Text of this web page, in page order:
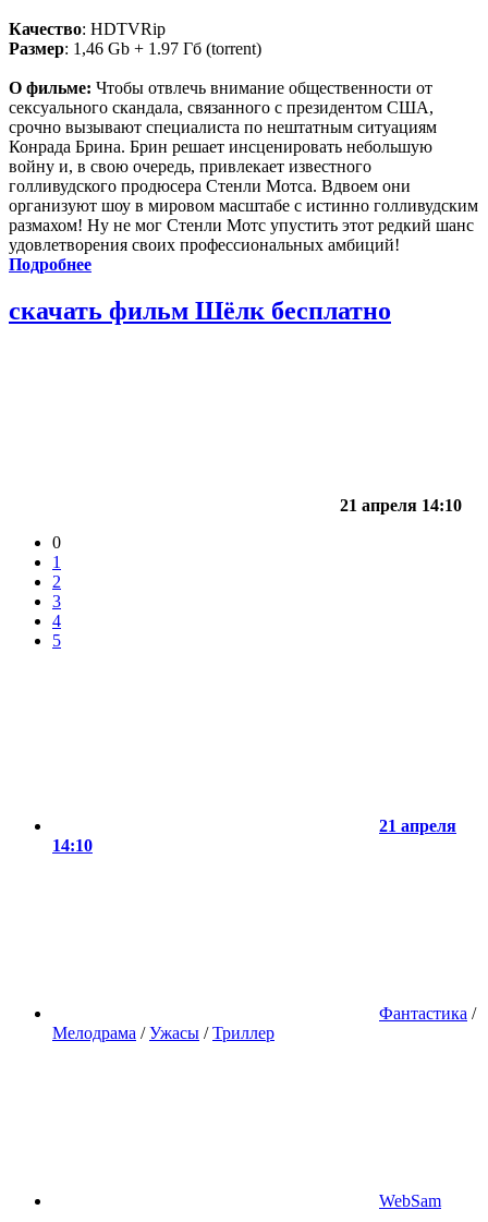
Качество: HDTVRip
Размер: 1,46 Gb + 1.97 Гб (torrent)
О фильме: Чтобы отвлечь внимание общественности от
сексуального скандала, связанного с президентом США,
срочно вызывают специалиста по нештатным ситуациям
Конрада Брина. Брин решает инсценировать небольшую
войну и, в свою очередь, привлекает известного
голливудского продюсера Стенли Мотса. Вдвоем они
организуют шоу в мировом масштабе с истинно голливудским
размахом! Ну не мог Стенли Мотс упустить этот редкий шанс
удовлетворения своих профессиональных амбиций!
Подробнее
скачать фильм Шёлк бесплатно
21 апреля 14:10
0
1
2
3
4
5
21 апреля
14:10
Фантастика /
Мелодрама /Ужасы /Триллер
WebSam